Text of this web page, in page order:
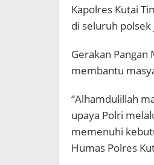
Kapolres Kutai
di seluruh
Gerakan
membantu
“Alhamdulillah
upaya Polri
memenuhi
Humas Polres